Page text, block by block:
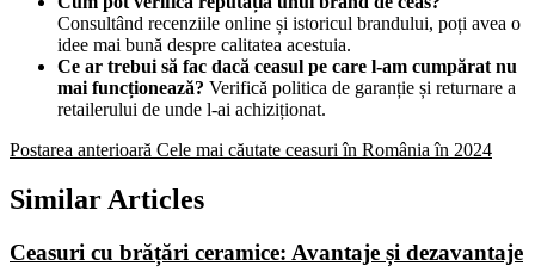
Consultând recenziile online și istoricul brandului, poți avea o
idee mai bună despre calitatea acestuia.
Ce ar trebui să fac dacă ceasul pe care l-am cumpărat nu
mai funcționează? Verifică politica de garanție și returnare a
retailerului de unde l-ai achiziționat.
Postarea anterioară Cele mai căutate ceasuri în România în 2024
Similar Articles
Ceasuri cu brățări ceramice: Avantaje și dezavantaje